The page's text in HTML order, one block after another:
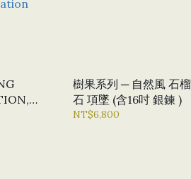
RING
樹果系列 ─ 自然風 石榴
石 項墜 (含16吋 銀鍊 )
NT$6,800